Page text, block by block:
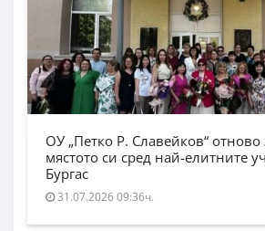
ОУ „Петко Р. Славейков“ отново
мястото си сред най-елитните
Бургас
31.07.2026 09:36ч.